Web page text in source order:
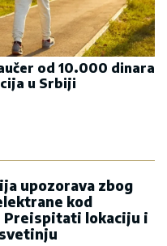
od 10.000 dinara
u Srbiji
upozorava zbog
kod
Preispitati lokaciju i